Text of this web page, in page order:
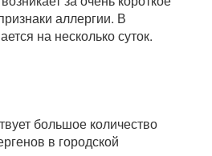
аллергии. В
на несколько суток.
большое количество
в городской